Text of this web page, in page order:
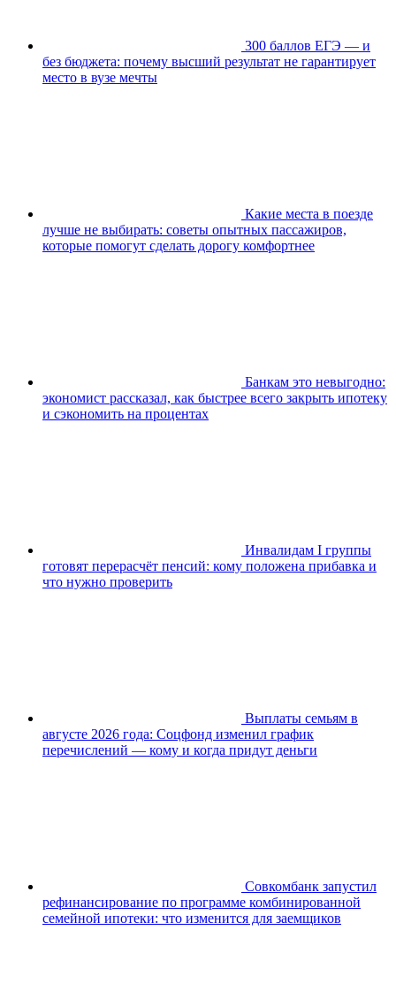
300 баллов ЕГЭ — и
без бюджета: почему высший результат не гарантирует
место в вузе мечты
Какие места в поезде
лучше не выбирать: советы опытных пассажиров,
которые помогут сделать дорогу комфортнее
Банкам это невыгодно:
экономист рассказал, как быстрее всего закрыть ипотеку
и сэкономить на процентах
Инвалидам I группы
готовят перерасчёт пенсий: кому положена прибавка и
что нужно проверить
Выплаты семьям в
августе 2026 года: Соцфонд изменил график
перечислений — кому и когда придут деньги
Совкомбанк запустил
рефинансирование по программе комбинированной
семейной ипотеки: что изменится для заемщиков